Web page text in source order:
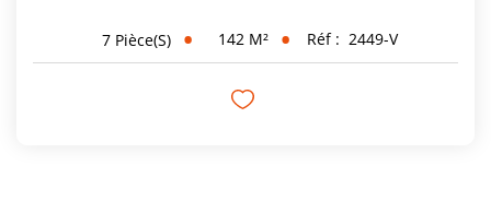
7 Pièce(s) 142 M² Réf : 2449-V